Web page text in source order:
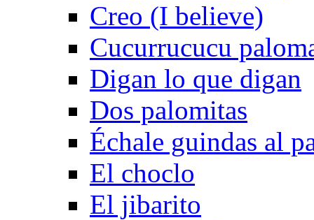
Creo (I believe)
Cucurrucucu
Digan lo que digan
Dos palomitas
Échale guindas al
El choclo
El jibarito